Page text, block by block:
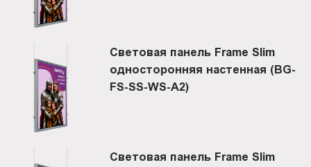
Световая панель Frame Slim
односторонняя настенная (BG-
FS-SS-WS-A2)
Световая панель Frame Slim